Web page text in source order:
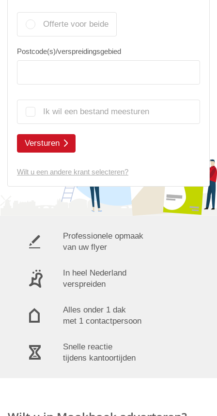
Offerte voor beide
Postcode(s)/verspreidingsgebied
Ik wil een bestand meesturen
Versturen
Wilt u een andere krant selecteren?
Professionele opmaak
van uw flyer
In heel Nederland
verspreiden
Alles onder 1 dak
met 1 contactpersoon
Snelle reactie
tijdens kantoortijden